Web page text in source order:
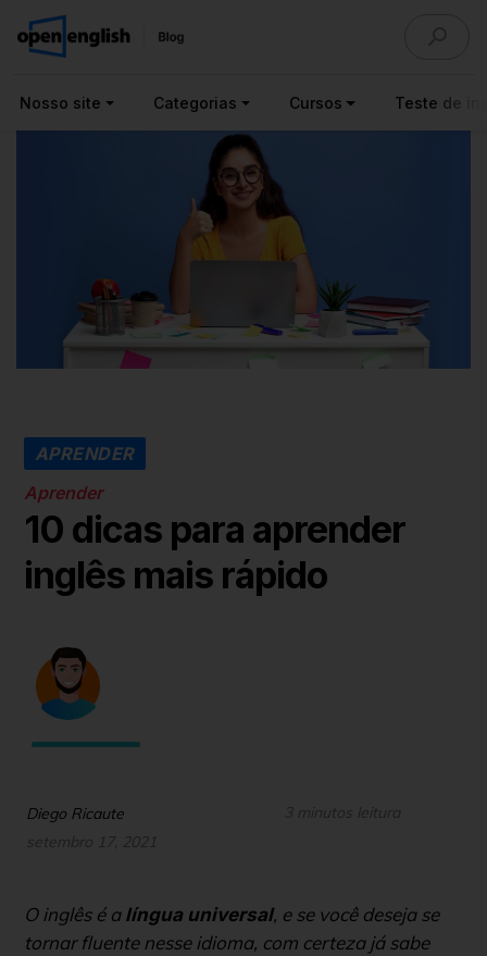
Nosso site Categorias Cursos Teste de
APRENDER
Aprender
10 dicas para aprender
inglês mais rápido
Diego Ricaute
setembro 17, 2021
3 minutos leitura
O inglês é a língua universal, e se você deseja se
tornar fluente nesse idioma, com certeza já sabe